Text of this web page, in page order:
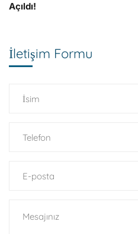
Açıldı!
İletişim Formu